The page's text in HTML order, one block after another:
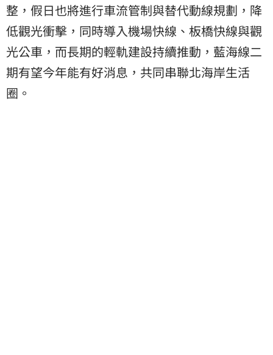
整，假日也將進行車流管制與替代動線規劃，降
低觀光衝擊，同時導入機場快線、板橋快線與觀
光公車，而長期的輕軌建設持續推動，藍海線二
期有望今年能有好消息，共同串聯北海岸生活
圈。